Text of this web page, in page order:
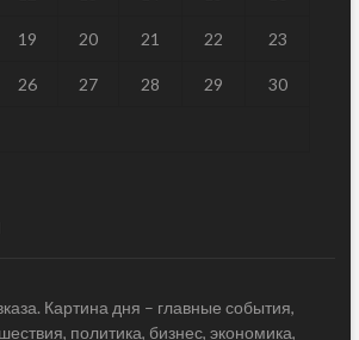
19 20 21 22 23
26 27 28 29 30
Картина дня – главные события,
политика, бизнес, экономика,